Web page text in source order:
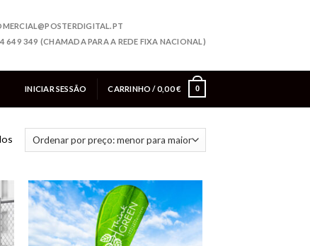
649 349 (CHAMADA PARA A REDE FIXA NACIONAL)
INICIAR SESSÃO CARRINHO /0,00€ 0
Adicionar
aos meus
desejos